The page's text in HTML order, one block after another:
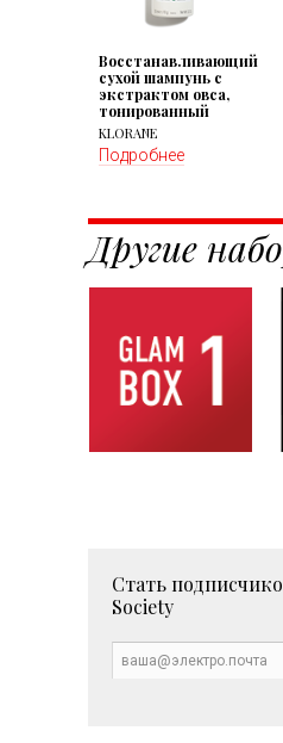
Восстанавливающий
сухой шампунь с
экстрактом овса,
тонированный
KLORANE
Подробнее
Другие
Стать
Society